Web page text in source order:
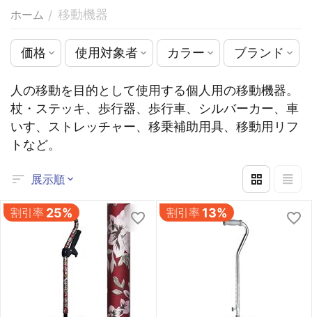
ホーム / 移動機器
価格 使用対象者 カラー ブランド
人の移動を目的として使用する個人用の移動機器。
杖・ステッキ、歩行器、歩行車、シルバーカー、車
いす、ストレッチャー、移乗補助用具、移動用リフ
トなど。
展示順
割引率 25% 割引率 13%